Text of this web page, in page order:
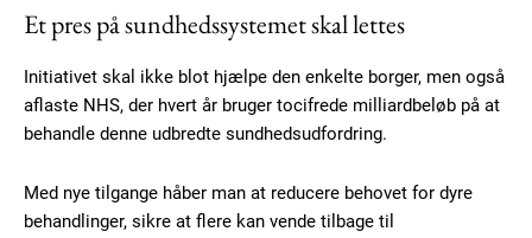
Et pres på sundhedssystemet skal lettes
Initiativet skal ikke blot hjælpe den enkelte borger, men også
aflaste NHS, der hvert år bruger tocifrede milliardbeløb på at
behandle denne udbredte sundhedsudfordring.
Med nye tilgange håber man at reducere behovet for dyre
behandlinger, sikre at flere kan vende tilbage til